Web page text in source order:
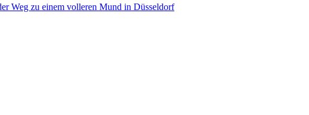
Weg zu einem volleren Mund in Düsseldorf